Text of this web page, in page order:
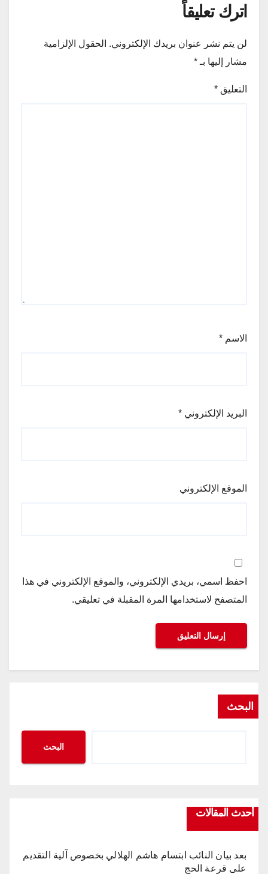
اترك تعليقاً
لن يتم نشر عنوان بريدك الإلكتروني. الحقول الإلزامية
مشار إليها بـ *
التعليق *
الاسم *
البريد الإلكتروني *
الموقع الإلكتروني
احفظ اسمي، بريدي الإلكتروني، والموقع الإلكتروني في هذا
المتصفح لاستخدامها المرة المقبلة في تعليقي.
البحث
البحث
أحدث المقالات
بعد بيان النائب ابتسام هاشم الهلالي بخصوص آلية التقديم
على قرعة الحج